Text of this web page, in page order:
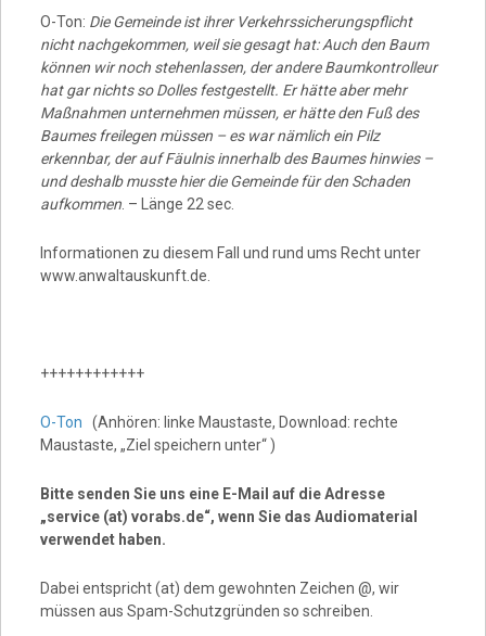
O-Ton: Die Gemeinde ist ihrer Verkehrssicherungspflicht
nicht nachgekommen, weil sie gesagt hat: Auch den Baum
können wir noch stehenlassen, der andere Baumkontrolleur
hat gar nichts so Dolles festgestellt. Er hätte aber mehr
Maßnahmen unternehmen müssen, er hätte den Fuß des
Baumes freilegen müssen – es war nämlich ein Pilz
erkennbar, der auf Fäulnis innerhalb des Baumes hinwies –
und deshalb musste hier die Gemeinde für den Schaden
aufkommen. – Länge 22 sec.
Informationen zu diesem Fall und rund ums Recht unter
www.anwaltauskunft.de.
++++++++++++
O-Ton (Anhören: linke Maustaste, Download: rechte
Maustaste, „Ziel speichern unter“ )
Bitte senden Sie uns eine E-Mail auf die Adresse
„service (at) vorabs.de“, wenn Sie das Audiomaterial
verwendet haben.
Dabei entspricht (at) dem gewohnten Zeichen @, wir
müssen aus Spam-Schutzgründen so schreiben.